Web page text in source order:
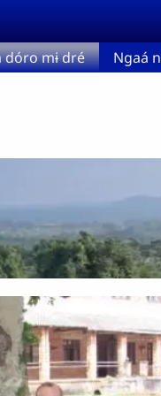
dóro mɨ dré Ngaá